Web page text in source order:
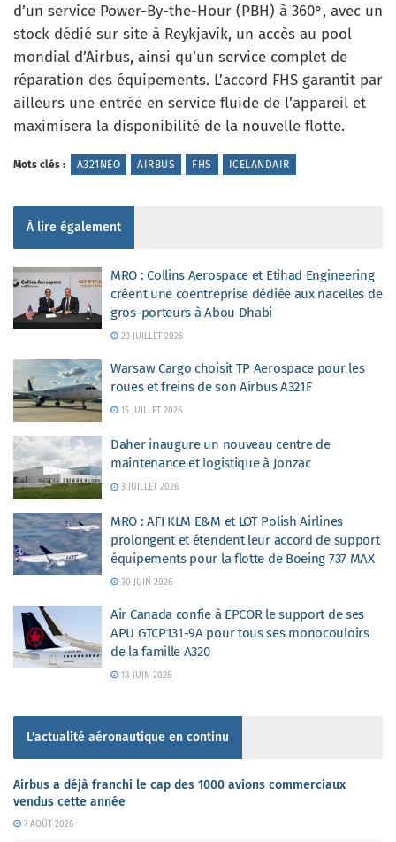
d’un service Power-By-the-Hour (PBH) à 360°, avec un
stock dédié sur site à Reykjavík, un accès au pool
mondial d’Airbus, ainsi qu’un service complet de
réparation des équipements. L’accord FHS garantit par
ailleurs une entrée en service fluide de l’appareil et
maximisera la disponibilité de la nouvelle flotte.
Mots clés : A321NEO AIRBUS FHS ICELANDAIR
À lire également
MRO : Collins Aerospace et Etihad Engineering
créent une coentreprise dédiée aux nacelles de
gros-porteurs à Abou Dhabi
23 JUILLET 2026
Warsaw Cargo choisit TP Aerospace pour les
roues et freins de son Airbus A321F
15 JUILLET 2026
Daher inaugure un nouveau centre de
maintenance et logistique à Jonzac
3 JUILLET 2026
MRO : AFI KLM E&M et LOT Polish Airlines
prolongent et étendent leur accord de support
équipements pour la flotte de Boeing 737 MAX
30 JUIN 2026
Air Canada confie à EPCOR le support de ses
APU GTCP131-9A pour tous ses monocouloirs
de la famille A320
18 JUIN 2026
L'actualité aéronautique en continu
Airbus a déjà franchi le cap des 1000 avions commerciaux
vendus cette année
7 AOÛT 2026